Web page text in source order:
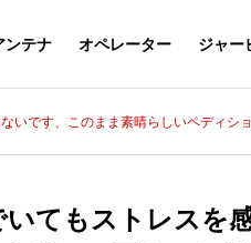
ンテナ オペレーター ジャー
いです、このまま素晴らしいペディシ
てもストレスを